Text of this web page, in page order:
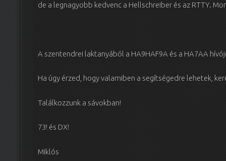
de a legnagyobb kedvenc a Hellschreiber és az RTTY.
A szentendrei laktanyából a HA9HAF9A és a HA7AA
Ha úgy érzed, hogy valamiben a segítségedre lehetek,
Találkozzunk a sávokban!
73! és DX!
Miklós